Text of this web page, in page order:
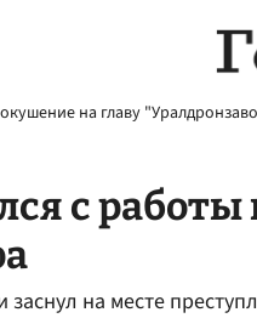
на главу
с
на месте